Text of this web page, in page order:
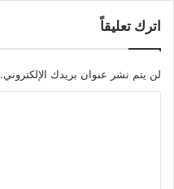
اترك تعليقاً
لن يتم نشر عنوان بريدك الإلكتروني.